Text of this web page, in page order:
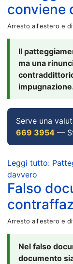
conviene
Arresto all'estero e
Il
ma una
Serve una
669 3954 —
Leggi tutto:
davvero
Falso
Arresto all'estero e
Nel falso
documento